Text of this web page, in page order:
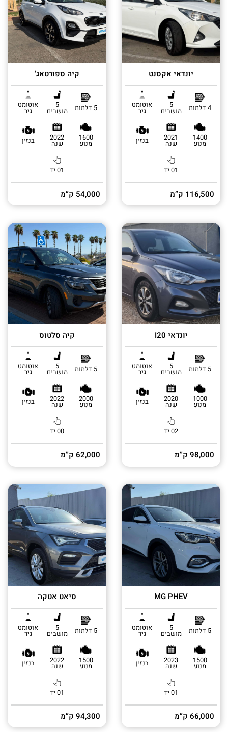
יונדאי אקסנט
4 דלתות 5
מושבים
אוטומט
גיר
1400
מנוע
2021
שנה בנזין
01 יד
116,500 ק”מ
קיה ספורטאג'
5 דלתות 5
מושבים
אוטומט
גיר
1600
מנוע
2022
שנה בנזין
01 יד
54,000 ק”מ
יונדאי I20
5 דלתות 5
מושבים
אוטומט
גיר
1000
מנוע
2020
שנה בנזין
02 יד
98,000 ק”מ
קיה סלטוס
5 דלתות 5
מושבים
אוטומט
גיר
2000
מנוע
2022
שנה בנזין
00 יד
62,000 ק”מ
MG PHEV
5 דלתות 5
מושבים
אוטומט
גיר
1500
מנוע
2023
שנה בנזין
01 יד
66,000 ק”מ
סיאט אטקה
5 דלתות 5
מושבים
אוטומט
גיר
1500
מנוע
2022
שנה בנזין
01 יד
94,300 ק”מ